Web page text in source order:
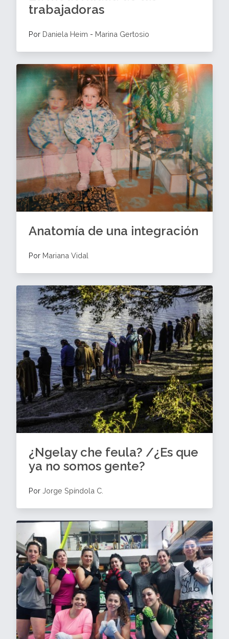
trabajadoras
Por Daniela Heim - Marina Gertosio
Anatomía de una integración
Por Mariana Vidal
¿Ngelay che feula? /¿Es que
ya no somos gente?
Por Jorge Spíndola C.